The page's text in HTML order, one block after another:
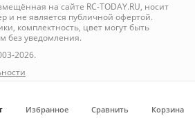
Избранное Сравнить Корзина
на сайте RC-TODAY.RU, носит
и не является публичной офертой.
комплектность, цвет могут быть
без уведомления.
2026.